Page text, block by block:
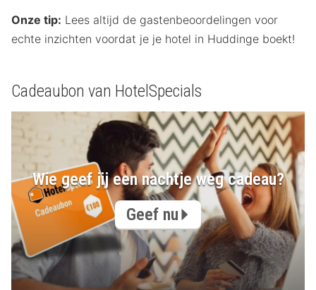
Onze tip: Lees altijd de gastenbeoordelingen voor
echte inzichten voordat je je hotel in Huddinge boekt!
Cadeaubon van HotelSpecials
Wie geef jij een nachtje weg cadeau?
Geef nu